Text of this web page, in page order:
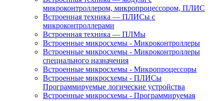
микроконтроллером, микропроцессором, ПЛИС
Встроенная техника — ПЛИСы с
микроконтроллерами
Встроенная техника — ПЛМы
Встроенные микросхемы - Микроконтроллеры
Встроенные микросхемы - Микроконтроллеры
специального назначения
Встроенные микросхемы - Микропроцессоры
Встроенные микросхемы - ПЛИСы
Программируемые логические устройства
Встроенные микросхемы - Программируемая